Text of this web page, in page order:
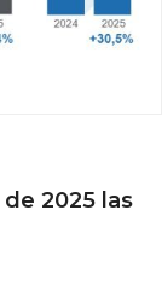
2025 las